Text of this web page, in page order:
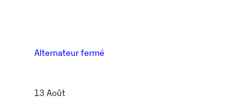
Alternateur fermé
13 Août